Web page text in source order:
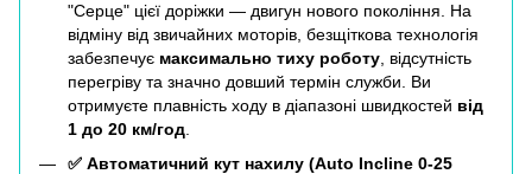
"Серце" цієї доріжки — двигун нового покоління. На
відміну від звичайних моторів, безщіткова технологія
забезпечує максимально тиху роботу , відсутність
перегріву та значно довший термін служби. Ви
отримуєте плавність ходу в діапазоні швидкостей від
1 до 20 км/год
✅ Автоматичний кут нахилу (Auto Incline 0-25